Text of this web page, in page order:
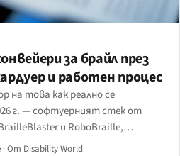
за брайл през
и работен процес
на това как реално се
г. — софтуерният стек от
и RoboBraille,
от Index и Enabling
·От Disability World